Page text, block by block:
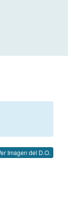
Imagen del D.O.